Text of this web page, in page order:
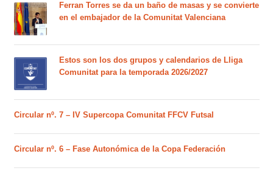
Ferran Torres se da un baño de masas y se convierte
en el embajador de la Comunitat Valenciana
Estos son los dos grupos y calendarios de Lliga
Comunitat para la temporada 2026/2027
Circular nº. 7 – IV Supercopa Comunitat FFCV Futsal
Circular nº. 6 – Fase Autonómica de la Copa Federación